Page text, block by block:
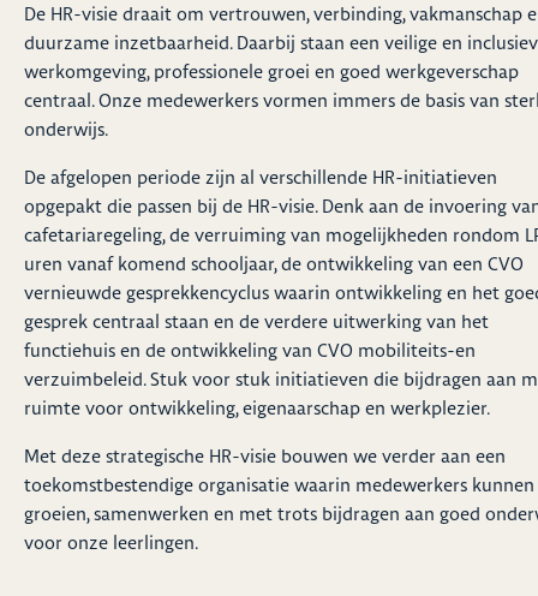
De HR-visie draait om vertrouwen, verbinding, vakmanschap
duurzame inzetbaarheid. Daarbij staan een veilige en
werkomgeving, professionele groei en goed werkgeverschap
centraal. Onze medewerkers vormen immers de basis van
onderwijs.
De afgelopen periode zijn al verschillende HR-initiatieven
opgepakt die passen bij de HR-visie. Denk aan de invoering
cafetariaregeling, de verruiming van mogelijkheden rondom
uren vanaf komend schooljaar, de ontwikkeling van een CVO
vernieuwde gesprekkencyclus waarin ontwikkeling en het
gesprek centraal staan en de verdere uitwerking van het
functiehuis en de ontwikkeling van CVO mobiliteits-en
verzuimbeleid. Stuk voor stuk initiatieven die bijdragen aan
ruimte voor ontwikkeling, eigenaarschap en werkplezier.
Met deze strategische HR-visie bouwen we verder aan een
toekomstbestendige organisatie waarin medewerkers kunnen
groeien, samenwerken en met trots bijdragen aan goed
voor onze leerlingen.